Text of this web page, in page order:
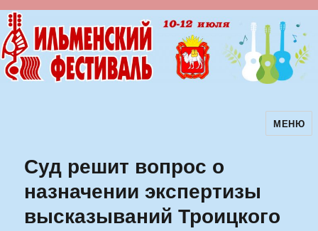
Ильменский фестиваль авторскойМЕНЮ
Суд решит вопрос о
назначении экспертизы
высказываний Троицкого